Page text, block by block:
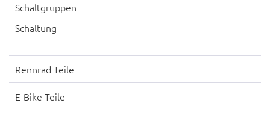
Schaltgruppen
Schaltung
Rennrad Teile
E-Bike Teile